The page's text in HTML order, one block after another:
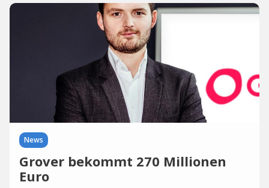
News
Grover bekommt 270 Millionen
Euro